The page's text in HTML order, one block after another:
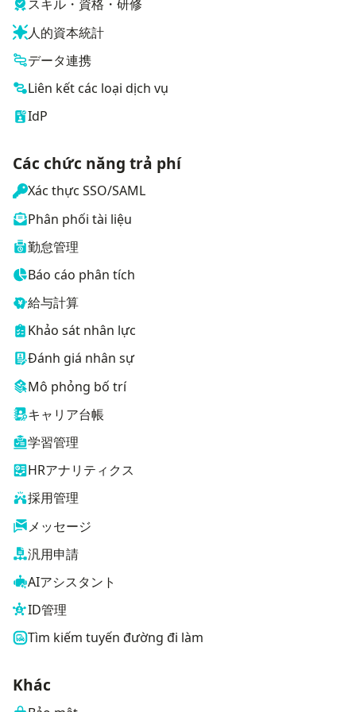
スキル・資格・研修
人的資本統計
データ連携
Liên kết các loại dịch vụ
IdP
Các chức năng trả phí
Xác thực SSO/SAML
Phân phối tài liệu
勤怠管理
Báo cáo phân tích
給与計算
Khảo sát nhân lực
Đánh giá nhân sự
Mô phỏng bố trí
キャリア台帳
学習管理
HRアナリティクス
採用管理
メッセージ
汎用申請
AIアシスタント
ID管理
Tìm kiếm tuyến đường đi làm
Khác